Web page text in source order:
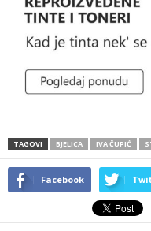
TAGOVI BJELICA IVA ČUPIĆ
Facebook